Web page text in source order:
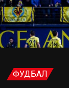
ФУДБАЛ